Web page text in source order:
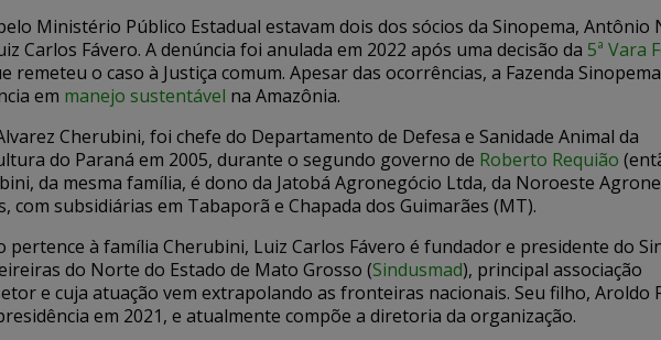
Ministério Público Estadual estavam dois dos sócios da Sinopema, Antônio
Carlos Fávero. A denúncia foi anulada em 2022 após uma decisão da 5ª Vara
remeteu o caso à Justiça comum. Apesar das ocorrências, a Fazenda
em manejo sustentável na Amazônia.
Cherubini, foi chefe do Departamento de Defesa e Sanidade Animal da
do Paraná em 2005, durante o segundo governo de Roberto Requião
da mesma família, é dono da Jatobá Agronegócio Ltda, da Noroeste
com subsidiárias em Tabaporã e Chapada dos Guimarães (MT).
pertence à família Cherubini, Luiz Carlos Fávero é fundador e presidente do
do Norte do Estado de Mato Grosso (Sindusmad), principal associação
e cuja atuação vem extrapolando as fronteiras nacionais. Seu filho, Aroldo
em 2021, e atualmente compõe a diretoria da organização.